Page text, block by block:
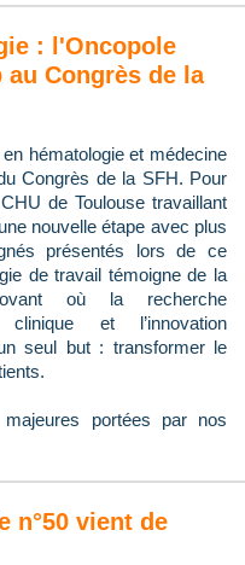
: l'Oncopole
Congrès de la
hématologie et médecine
Congrès de la SFH. Pour
de Toulouse travaillant
nouvelle étape avec plus
présentés lors de ce
de travail témoigne de la
où la recherche
et l’innovation
seul but : transformer le
portées par nos
n°50 vient de